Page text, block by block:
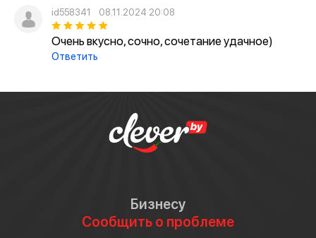
id558341 08.11.2024 20:08
Очень вкусно, сочно, сочетание удачное)
Ответить
Бизнесу
Сообщить о проблеме